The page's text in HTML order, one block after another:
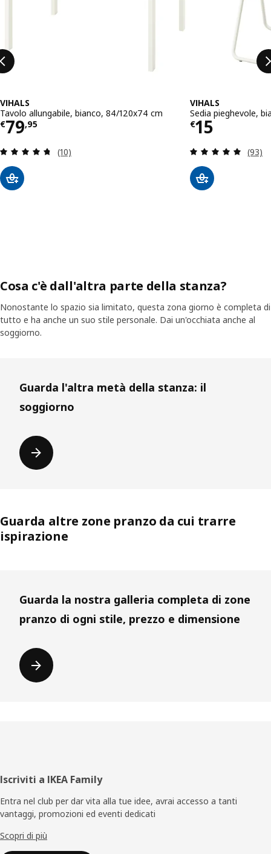
VIHALS
Tavolo allungabile, bianco, 84/120x74 cm
€79,95
Prezzo € 79,95
Recensione: 4.7 fuori da 5 stelle. Totale
(10)
VIHALS
Sedia pieghevole,
€15
Prezzo €
(93)
Cosa c'è dall'altra parte della stanza?
Nonostante lo spazio sia limitato, questa zona giorno è completa di
tutto e ha anche un suo stile personale. Dai un'occhiata anche al
soggiorno.
Guarda l'altra metà della stanza: il
soggiorno
Guarda altre zone pranzo da cui trarre
ispirazione
Guarda la nostra galleria completa di zone
pranzo di ogni stile, prezzo e dimensione
Piè
di
pagina
Iscriviti a IKEA Family
Entra nel club per dar vita alla tue idee, avrai accesso a tanti
vantaggi, promozioni ed eventi dedicati
Scopri di più